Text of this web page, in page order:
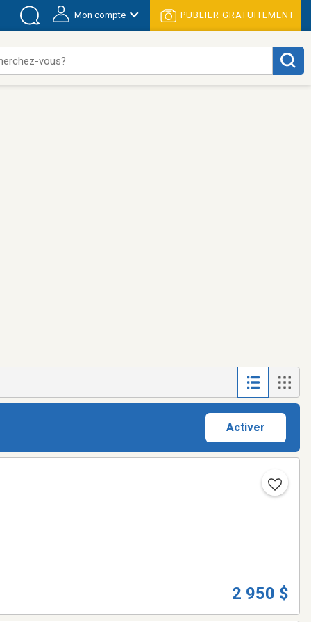
Mon compte PUBLIER GRATUITEMENT
vous?
Activer
2 950 $